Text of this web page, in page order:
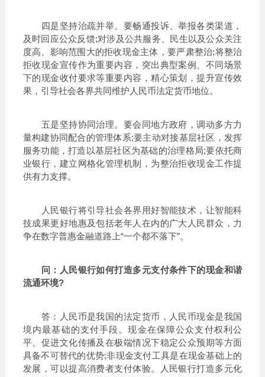
四是坚持治疏并举。要畅通投诉、举报各类渠道，
及时回应公众反馈;对涉及公共服务、民生以及公众关注
度高、影响范围大的拒收现金主体，要严肃整治;将整治
拒收现金宣传作为重要内容，突出典型案例、不同场景
下的现金收付要求等重要内容，精心策划，提升宣传效
果，引导社会各界共同维护人民币法定货币地位。
五是坚持协同治理。要会同地方政府，调动多方力
量构建协同配合的管理体系;要主动对接基层社区，发挥
服务功能，打造以基层社区为基础的治理格局;要依托商
业银行，建立网格化管理机制，为整治拒收现金工作提
供有力支撑。
人民银行将引导社会各界用好智能技术，让智能科
技成果更好地惠及包括老年人在内的广大人民群众，力
争在数字普惠金融道路上“一个都不落下”。
问：人民银行如何打造多元支付条件下的现金和谐
流通环境?
答：人民币是我国的法定货币，人民币现金是我国
境内最基础的支付手段。现金在保障公众支付权利公
平、促进文化传播及在极端情况下稳定公众预期等方面
具备不可替代的优势;非现金支付工具是在现金基础上的
发展，可以提高消费者支付体验。人民银行打造多元化